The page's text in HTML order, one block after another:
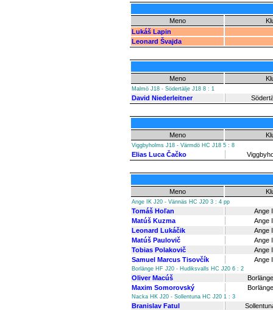
Meno
Lukáš Lapin
Leonard Švajda
Meno
Malmö J18 - Södertälje J18 8 : 1
David Niederleitner
Meno
Viggbyholms J18 - Värmdö HC J18 5 : 8
Elias Luca Čačko
Meno
Ange IK J20 - Vännäs HC J20 3 : 4 pp
Tomáš Hoľan
Ange
Matúš Kuzma
Ange
Leonard Lukáčik
Ange
Matúš Paulovič
Ange
Tobias Polakovič
Ange
Samuel Marcus Tisovčík
Ange
Borlänge HF J20 - Hudiksvalls HC J20 6 : 2
Oliver Macúš
Maxim Somorovský
Nacka HK J20 - Sollentuna HC J20 1 : 3
Branislav Fatul